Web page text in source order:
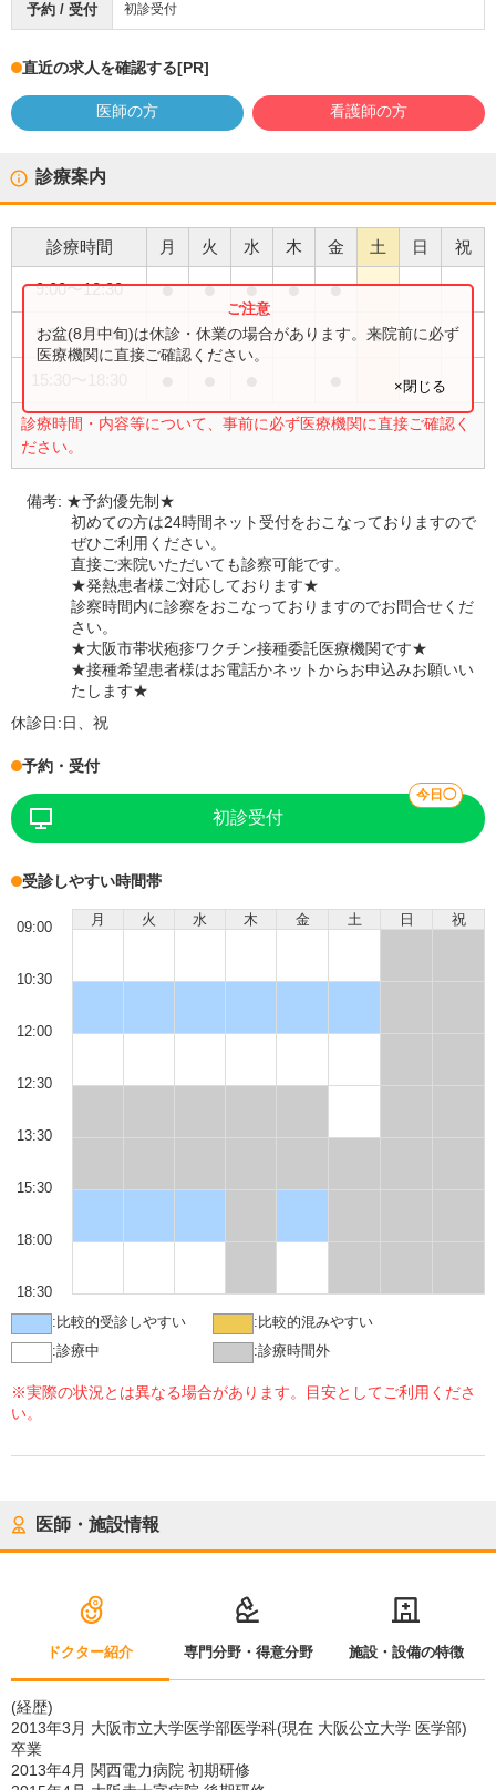
予約 / 受付 初診受付
直近の求人を確認する[PR]
医師の方 看護師の方
診療案内
診療時間 月 火 水 木 金 土 日 祝
9:00〜12:30 ● ● ● ● ●
9:00〜13:30 ●
診療時間・内容等について、事前に必ず医療機関に直接ご確認く
ださい。
お盆(8月中旬)は休診・休業の場合があります。来院前に必ず
医療機関に直接ご確認ください。
×閉じる
備考: ★予約優先制★
初めての方は24時間ネット受付をおこなっておりますので
ぜひご利用ください。
直接ご来院いただいても診察可能です。
★発熱患者様ご対応しております★
診察時間内に診察をおこなっておりますのでお問合せくだ
さい。
★大阪市帯状疱疹ワクチン接種委託医療機関です★
★接種希望患者様はお電話かネットからお申込みお願いい
たします★
休診日:日、祝
予約・受付
初診受付
今日◯
受診しやすい時間帯
月 火 水 木 金 土 日 祝
09:00
10:30
12:00
12:30
13:30
15:30
18:00
18:30
: 比較的受診しやすい : 比較的混みやすい
:診療中 :診療時間外
※実際の状況とは異なる場合があります。目安としてご利用くださ
い。
医師・施設情報
ドクター紹介 専門分野・得意分野 施設・設備の特徴
(経歴)
2013年3月 大阪市立大学医学部医学科(現在 大阪公立大学 医学部)
卒業
2013年4月 関西電力病院 初期研修